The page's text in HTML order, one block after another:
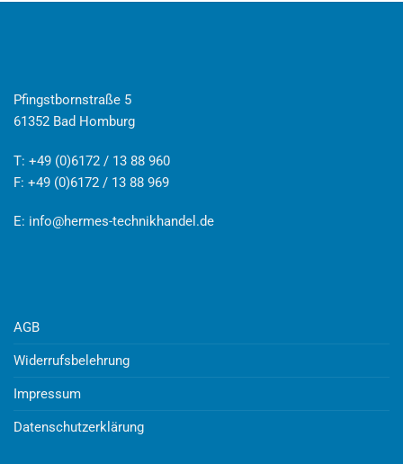
Pfingstbornstraße 5
61352 Bad Homburg
T: +49 (0)6172 / 13 88 960
F: +49 (0)6172 / 13 88 969
E: info@hermes-technikhandel.de
AGB
Widerrufsbelehrung
Impressum
Datenschutzerklärung